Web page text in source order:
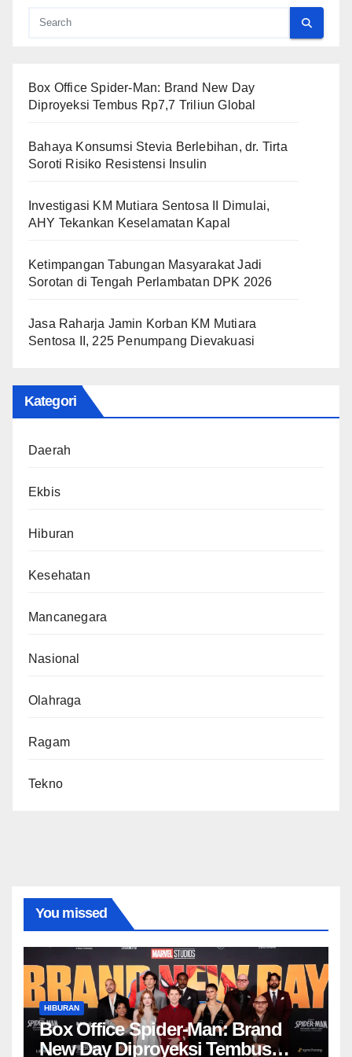
Box Office Spider-Man: Brand New Day
Diproyeksi Tembus Rp7,7 Triliun Global
Bahaya Konsumsi Stevia Berlebihan, dr. Tirta
Soroti Risiko Resistensi Insulin
Investigasi KM Mutiara Sentosa II Dimulai,
AHY Tekankan Keselamatan Kapal
Ketimpangan Tabungan Masyarakat Jadi
Sorotan di Tengah Perlambatan DPK 2026
Jasa Raharja Jamin Korban KM Mutiara
Sentosa II, 225 Penumpang Dievakuasi
Kategori
Daerah
Ekbis
Hiburan
Kesehatan
Mancanegara
Nasional
Olahraga
Ragam
Tekno
You missed
HIBURAN
Box Office Spider-Man: Brand
New Day Diproyeksi Tembus